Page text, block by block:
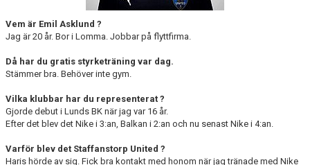
OM SUFC
Vem är Emil Asklund ?
Jag är 20 år. Bor i Lomma. Jobbar på flyttfirma.
Då har du gratis styrketräning var dag.
Stämmer bra. Behöver inte gym.
Vilka klubbar har du representerat ?
Gjorde debut i Lunds BK när jag var 16 år.
Efter det blev det Nike i 3:an, Balkan i 2:an och nu senast Nike i 4:an.
Varför blev det Staffanstorp United ?
Haris hörde av sig. Fick bra kontakt med honom när jag tränade med Nike